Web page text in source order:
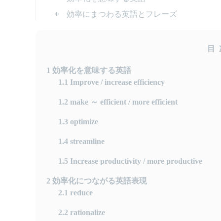
効率にまつわる英語とフレーズ
目
1 効率化を意味する英語
1.1 Improve / increase efficiency
1.2 make ～ efficient / more efficient
1.3 optimize
1.4 streamline
1.5 Increase productivity / more productive
2 効率化につながる英語表現
2.1 reduce
2.2 rationalize